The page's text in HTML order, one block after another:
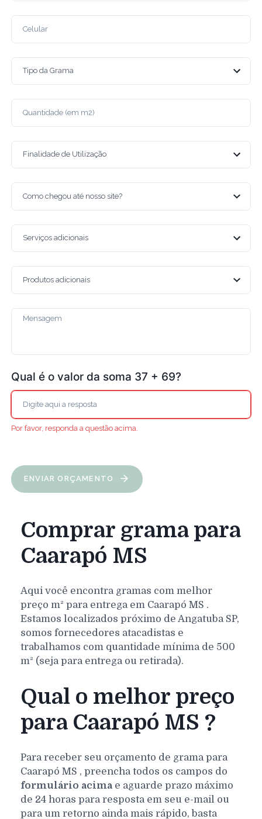
Qual é o valor da soma 37 + 69?
Por favor, responda a questão acima.
ENVIAR ORÇAMENTO
Comprar grama para
Caarapó MS
Aqui você encontra gramas com melhor
preço m² para entrega em Caarapó MS .
Estamos localizados próximo de Angatuba SP,
somos fornecedores atacadistas e
trabalhamos com quantidade mínima de 500
m² (seja para entrega ou retirada).
Qual o melhor preço
para Caarapó MS ?
Para receber seu orçamento de grama para
Caarapó MS , preencha todos os campos do
formulário acima e aguarde prazo máximo
de 24 horas para resposta em seu e-mail ou
para um retorno ainda mais rápido, basta